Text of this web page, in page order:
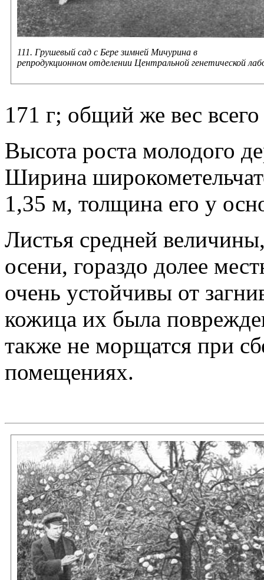
111. Грушевый сад с Бере зимней Мичурина в
репродукционном отделении Центральной генетической
171 г; общий же вес
Высота роста молодого
Ширина
1,35 м, толщина его у
Листья средней
осени, гораздо долее
очень устойчивы от
кожица их была
также не морщатся при
помещениях.